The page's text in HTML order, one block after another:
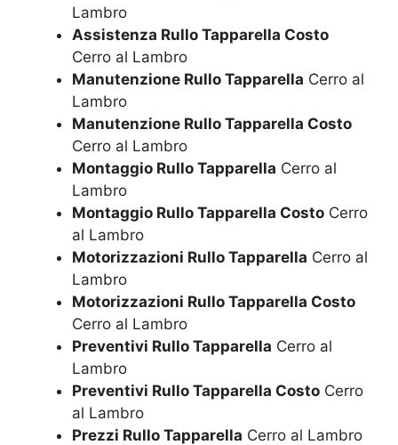
Lambro
Assistenza Rullo Tapparella Costo
Cerro al Lambro
Manutenzione Rullo Tapparella Cerro al
Lambro
Manutenzione Rullo Tapparella Costo
Cerro al Lambro
Montaggio Rullo Tapparella Cerro al
Lambro
Montaggio Rullo Tapparella Costo Cerro
al Lambro
Motorizzazioni Rullo Tapparella Cerro al
Lambro
Motorizzazioni Rullo Tapparella Costo
Cerro al Lambro
Preventivi Rullo Tapparella Cerro al
Lambro
Preventivi Rullo Tapparella Costo Cerro
al Lambro
Prezzi Rullo Tapparella Cerro al Lambro